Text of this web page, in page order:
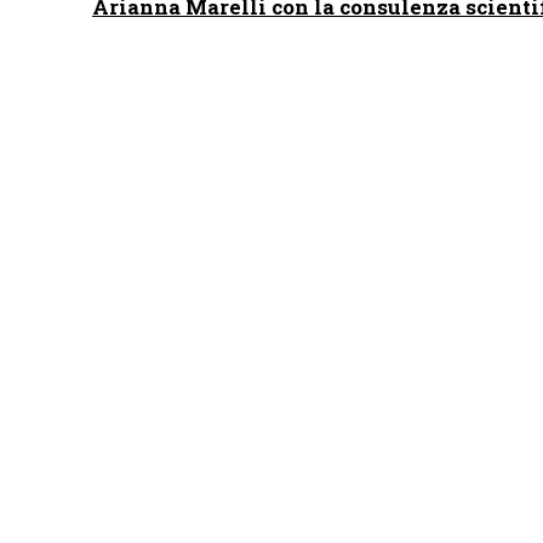
Arianna Marelli con la consulenza